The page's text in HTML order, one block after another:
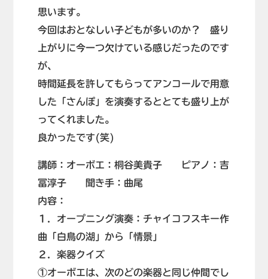
思います。
今回はおとなしい子どもが多いのか？ 盛り
上がりに今一つ欠けている感じだったのです
が、
時間延長を許してもらってアンコールで用意
した「さんぽ」を演奏するととても盛り上が
ってくれました。
良かったです(笑)
講師：オーボエ：桐谷美貴子 ピアノ：吉
冨淳子 聞き手：曲尾
内容：
１．オープニング演奏：チャイコフスキー作
曲「白鳥の湖」から「情景」
２．楽器クイズ
①オーボエは、次のどの楽器と同じ仲間でし